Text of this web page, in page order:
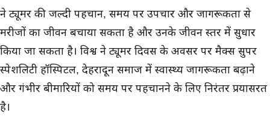
ब्रेन ट्यूमर की जल्दी पहचान, समय पर उपचार और जागरूकता से
मरीजों का जीवन बचाया सकता है और उनके जीवन स्तर में सुधार
किया जा सकता है। विश्व ब्रेन ट्यूमर दिवस के अवसर पर मैक्स सुपर
स्पेशलिटी हॉस्पिटल, देहरादून समाज में स्वास्थ्य जागरूकता बढ़ाने
और गंभीर बीमारियों को समय पर पहचानने के लिए निरंतर प्रयासरत
है।